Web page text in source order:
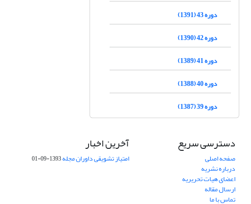
دوره 43 (1391)
دوره 42 (1390)
دوره 41 (1389)
دوره 40 (1388)
دوره 39 (1387)
دسترسی سریع
صفحه اصلی
درباره نشریه
اعضای هیات تحریریه
ارسال مقاله
تماس با ما
آخرین اخبار
امتیاز تشویقی داوران مجله1393-09-01